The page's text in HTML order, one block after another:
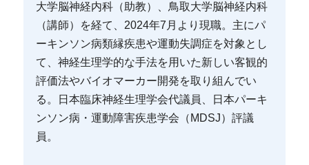
大学脳神経内科（助教）、鳥取大学脳神経内科
（講師）を経て、2024年7月より現職。主にパ
ーキンソン病類縁疾患や運動失調症を対象とし
て、神経生理学的な手法を用いた新しい客観的
評価法やバイオマーカー開発を取り組んでい
る。日本臨床神経生理学会代議員、日本パーキ
ンソン病・運動障害疾患学会（MDSJ）評議
員。